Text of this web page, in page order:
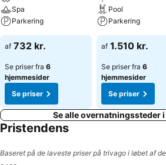
Spa
Parkering
af 732 kr.
Se priser fra 6
hjemmesider
Se priser
Pool
Parkering
af 1.510 kr.
Se priser fra 6
hjemmesider
Se priser
Se alle overnatningssteder
Pristendens
Baseret på de laveste priser på trivago i løbet af